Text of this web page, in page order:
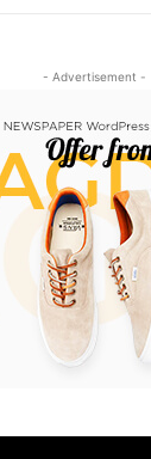
- Advertisement -